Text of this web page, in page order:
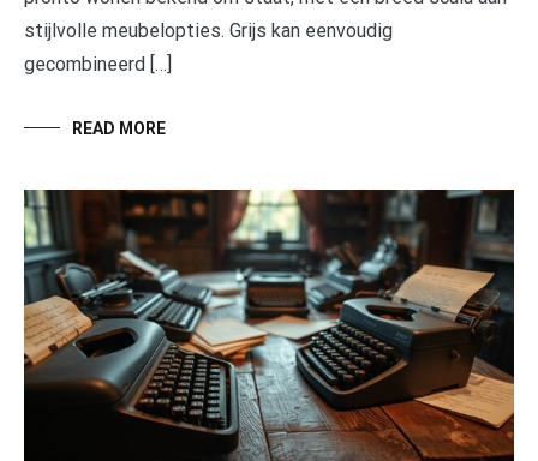
stijlvolle meubelopties. Grijs kan eenvoudig
gecombineerd […]
READ MORE